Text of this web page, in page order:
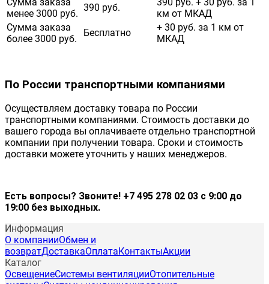
менее 3000 руб.
390 руб.
км от МКАД
Сумма заказа
более 3000 руб.
Бесплатно
+ 30 руб. за 1 км от
МКАД
По России транспортными компаниями
Осуществляем доставку товара по России
транспортными компаниями. Стоимость доставки до
вашего города вы оплачиваете отдельно транспортной
компании при получении товара. Сроки и стоимость
доставки можете уточнить у наших менеджеров.
Есть вопросы? Звоните! +7 495 278 02 03 с 9:00 до
19:00 без выходных.
Информация
О компанииОбмен и
возвратДоставкаОплата КонтактыАкции
Каталог
ОсвещениеСистемы вентиляцииОтопительные